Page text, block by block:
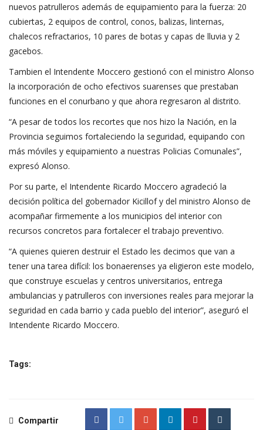
nuevos patrulleros además de equipamiento para la fuerza: 20
cubiertas, 2 equipos de control, conos, balizas, linternas,
chalecos refractarios, 10 pares de botas y capas de lluvia y 2
gacebos.
Tambien el Intendente Moccero gestionó con el ministro Alonso
la incorporación de ocho efectivos suarenses que prestaban
funciones en el conurbano y que ahora regresaron al distrito.
“A pesar de todos los recortes que nos hizo la Nación, en la
Provincia seguimos fortaleciendo la seguridad, equipando con
más móviles y equipamiento a nuestras Policias Comunales”,
expresó Alonso.
Por su parte, el Intendente Ricardo Moccero agradeció la
decisión política del gobernador Kicillof y del ministro Alonso de
acompañar firmemente a los municipios del interior con
recursos concretos para fortalecer el trabajo preventivo.
“A quienes quieren destruir el Estado les decimos que van a
tener una tarea difícil: los bonaerenses ya eligieron este modelo,
que construye escuelas y centros universitarios, entrega
ambulancias y patrulleros con inversiones reales para mejorar la
seguridad en cada barrio y cada pueblo del interior”, aseguró el
Intendente Ricardo Moccero.
Tags:
Compartir